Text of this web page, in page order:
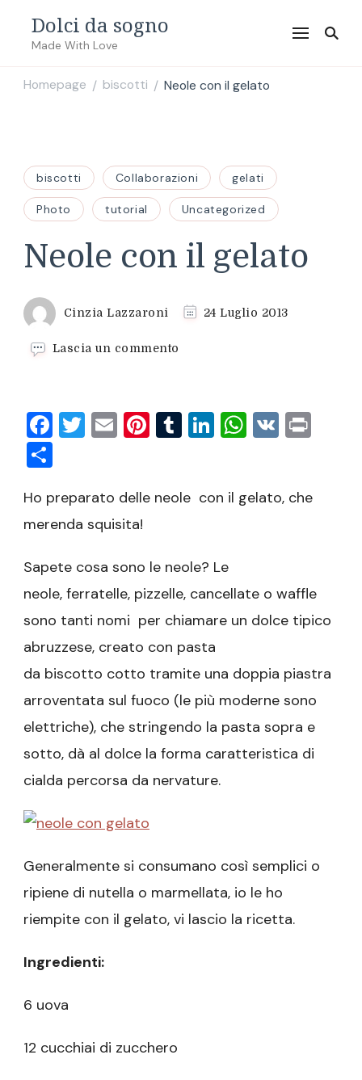
Dolci da sogno
Made With Love
Homepage / biscotti / Neole con il gelato
biscotti Collaborazioni gelati
Photo tutorial Uncategorized
Neole con il gelato
Cinzia Lazzaroni 24 Luglio 2013
Lascia un commento
gelato
Facebook
Twitter
EmailPinterest
Tumblr
LinkedIn
VK
Ho preparato delle neole con il gelato, che
merenda squisita!
Sapete cosa sono le neole? Le
neole, ferratelle, pizzelle, cancellate o waffle
sono tanti nomi per chiamare un dolce tipico
abruzzese, creato con pasta
da biscotto cotto tramite una doppia piastra
arroventata sul fuoco (le più moderne sono
elettriche), che stringendo la pasta sopra e
sotto, dà al dolce la forma caratteristica di
cialda percorsa da nervature.
Generalmente si consumano così semplici o
ripiene di nutella o marmellata, io le ho
riempite con il gelato, vi lascio la ricetta.
Ingredienti:
6 uova
12 cucchiai di zucchero